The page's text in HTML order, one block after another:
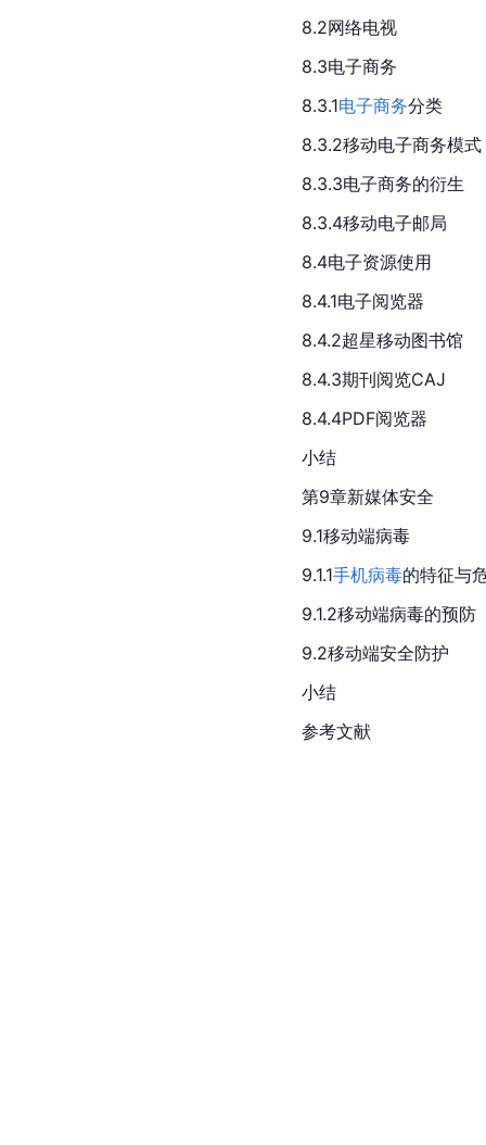
8.2网络电视
8.3电子商务
8.3.1电子商务分类
8.3.2移动电子商务模式
8.3.3电子商务的衍生
8.3.4移动电子邮局
8.4电子资源使用
8.4.1电子阅览器
8.4.2超星移动图书馆
8.4.3期刊阅览CAJ
8.4.4PDF阅览器
小结
第9章新媒体安全
9.1移动端病毒
9.1.1手机病毒的特征与
9.1.2移动端病毒的预防
9.2移动端安全防护
小结
参考文献